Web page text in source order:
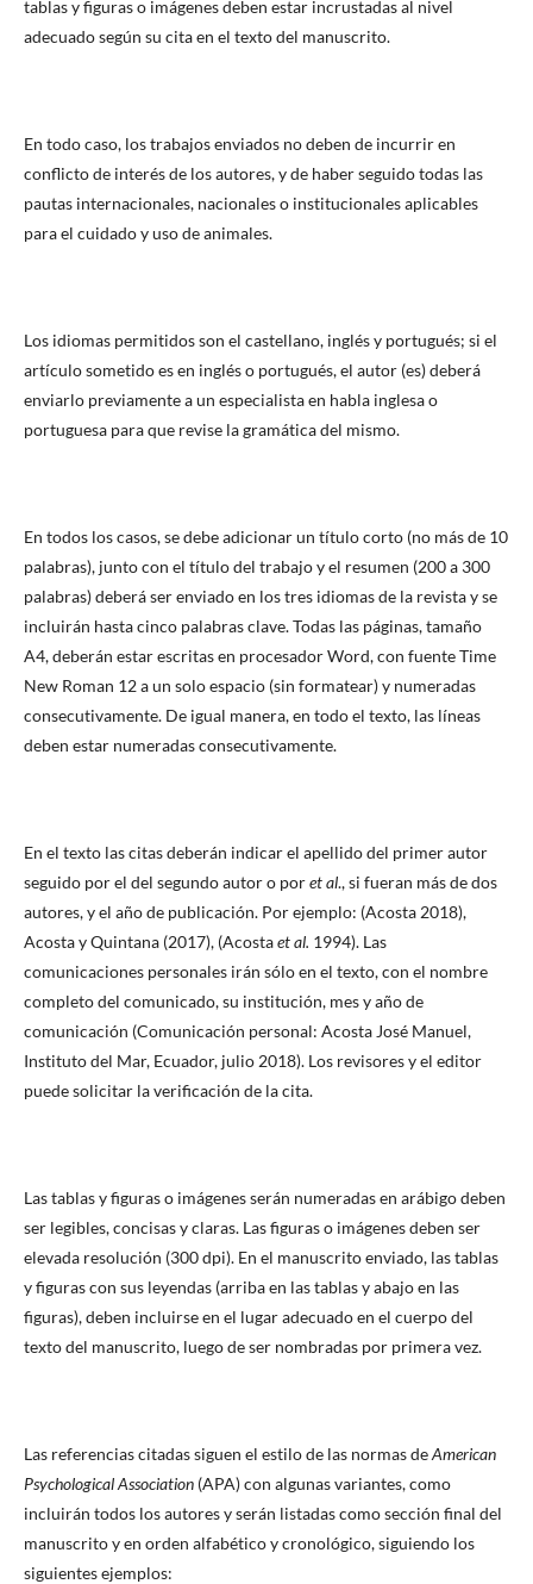
tablas y figuras o imágenes deben estar incrustadas al nivel
adecuado según su cita en el texto del manuscrito.
En todo caso, los trabajos enviados no deben de incurrir en
conflicto de interés de los autores, y de haber seguido todas las
pautas internacionales, nacionales o institucionales aplicables
para el cuidado y uso de animales.
Los idiomas permitidos son el castellano, inglés y portugués; si el
artículo sometido es en inglés o portugués, el autor (es) deberá
enviarlo previamente a un especialista en habla inglesa o
portuguesa para que revise la gramática del mismo.
En todos los casos, se debe adicionar un título corto (no más de 10
palabras), junto con el título del trabajo y el resumen (200 a 300
palabras) deberá ser enviado en los tres idiomas de la revista y se
incluirán hasta cinco palabras clave. Todas las páginas, tamaño
A4, deberán estar escritas en procesador Word, con fuente Time
New Roman 12 a un solo espacio (sin formatear) y numeradas
consecutivamente. De igual manera, en todo el texto, las líneas
deben estar numeradas consecutivamente.
En el texto las citas deberán indicar el apellido del primer autor
seguido por el del segundo autor o poret al., si fueran más de dos
autores, y el año de publicación. Por ejemplo: (Acosta 2018),
Acosta y Quintana (2017), (Acostaet al. 1994). Las
comunicaciones personales irán sólo en el texto, con el nombre
completo del comunicado, su institución, mes y año de
comunicación (Comunicación personal: Acosta José Manuel,
Instituto del Mar, Ecuador, julio 2018). Los revisores y el editor
puede solicitar la verificación de la cita.
Las tablas y figuras o imágenes serán numeradas en arábigo deben
ser legibles, concisas y claras. Las figuras o imágenes deben ser
elevada resolución (300 dpi). En el manuscrito enviado, las tablas
y figuras con sus leyendas (arriba en las tablas y abajo en las
figuras), deben incluirse en el lugar adecuado en el cuerpo del
texto del manuscrito, luego de ser nombradas por primera vez.
Las referencias citadas siguen el estilo de las normas deAmerican
Psychological Association (APA) con algunas variantes, como
incluirán todos los autores y serán listadas como sección final del
manuscrito y en orden alfabético y cronológico, siguiendo los
siguientes ejemplos: